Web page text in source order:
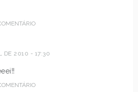
DE 2010 - 17:30